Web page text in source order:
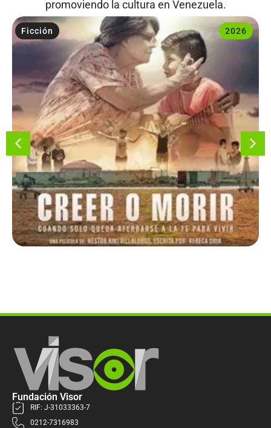
promoviendo la cultura en Venezuela.
2026
Ficción
Fundación Visor
RIF: J-31033363-7
0212-7316983